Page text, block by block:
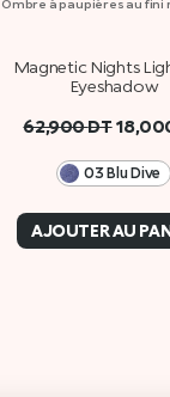
Ombre à paupières au fini
Magnetic Nights
Eyeshadow
62,900DT
03 Blu Dive
AJOUTER AU